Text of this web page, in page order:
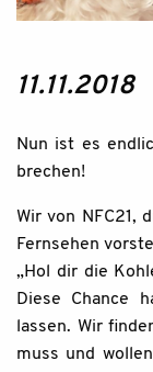
11.11.2018
Nun ist es
brechen!
Wir von NFC21,
Fernsehen
„Hol dir die
Diese Chance
lassen. Wir
muss und